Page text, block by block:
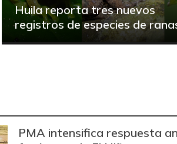
Huila reporta tres nuevos
registros de especies de
PMA intensifica respuesta